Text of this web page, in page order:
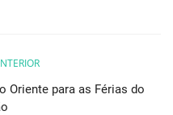
Oriente para as Férias do